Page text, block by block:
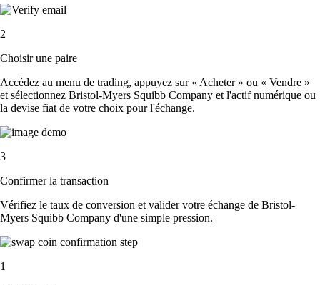
2
Choisir une paire
Accédez au menu de trading, appuyez sur « Acheter » ou « Vendre »
et sélectionnez Bristol-Myers Squibb Company et l'actif numérique ou
la devise fiat de votre choix pour l'échange.
3
Confirmer la transaction
Vérifiez le taux de conversion et valider votre échange de Bristol-
Myers Squibb Company d'une simple pression.
1